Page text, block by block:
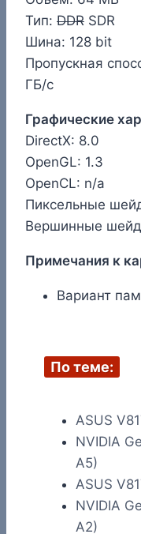
Тип: DDR SDR
Шина: 128 bit
Пропускная
ГБ/с
Графические
DirectX: 8.0
OpenGL: 1.3
OpenCL: n/a
Пиксельные
Вершинные
Примечания к
Вариант
По теме:
ASUS
NVIDIA
A5)
ASUS
NVIDIA
A2)